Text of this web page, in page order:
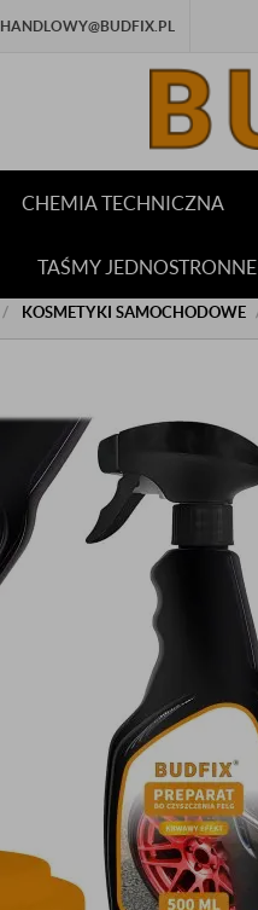
HANDLOWY@BUDFIX.PL
CHEMIA TECHNICZNA
TAŚMY JEDNOSTRONNE
KOSMETYKI SAMOCHODOWE